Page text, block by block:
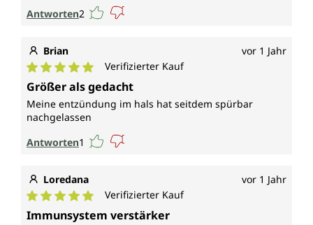
Antworten2
Brian vor 1 Jahr
Durchschnittliche Bewertung von 5 von 5 Sternen
Verifizierter Kauf
Größer als gedacht
Meine entzündung im hals hat seitdem spürbar
nachgelassen
Antworten1
Loredana vor 1 Jahr
Durchschnittliche Bewertung von 5 von 5 Sternen
Verifizierter Kauf
Immunsystem verstärker